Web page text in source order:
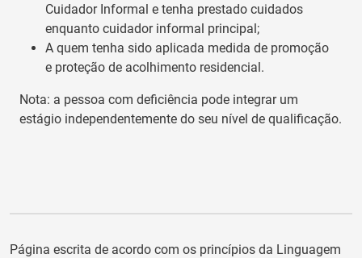
Cuidador Informal e tenha prestado cuidados
enquanto cuidador informal principal;
A quem tenha sido aplicada medida de promoção
e proteção de acolhimento residencial.
Nota: a pessoa com deficiência pode integrar um
estágio independentemente do seu nível de qualificação.
Página escrita de acordo com os princípios da Linguagem